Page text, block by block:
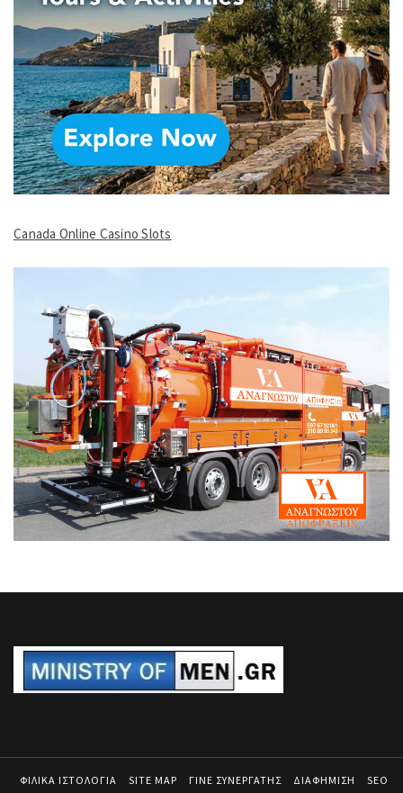
Canada Online Casino Slots
ΦΙΛΙΚΑ ΙΣΤΟΛΟΓΙΑ SITE MAP ΓΙΝΕ ΣΥΝΕΡΓΑΤΗΣ ΔΙΑΦΗΜΙΣΗ SEO